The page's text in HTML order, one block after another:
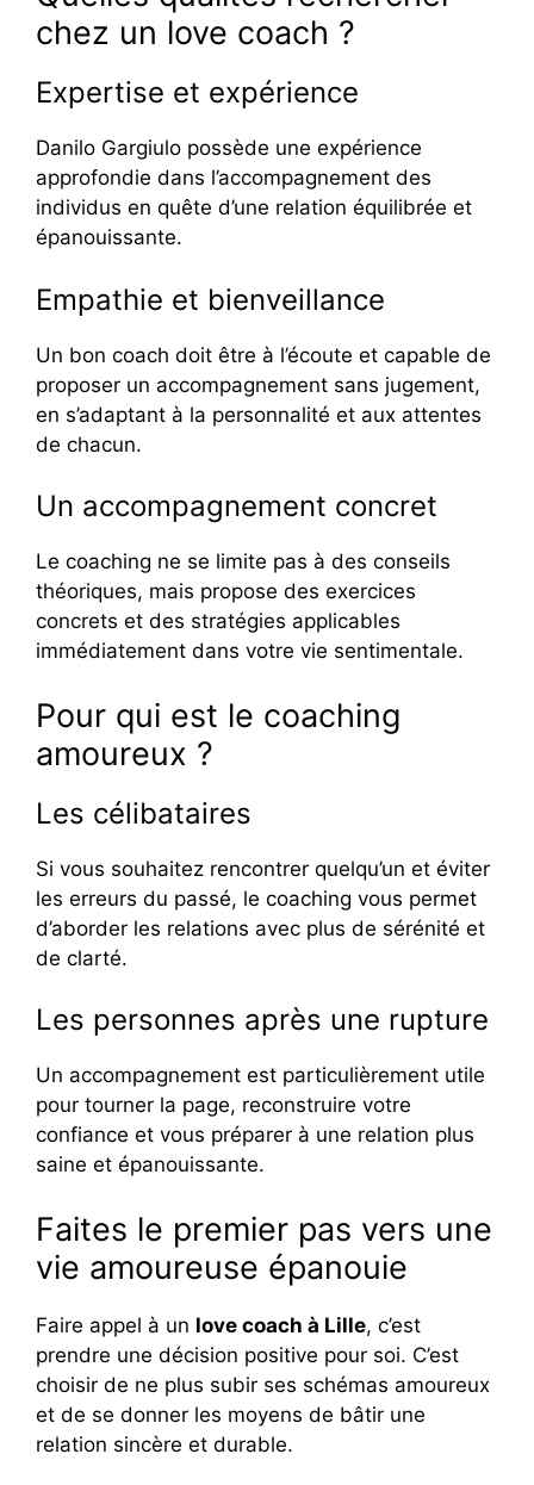
chez un love coach ?
Expertise et expérience
Danilo Gargiulo possède une expérience
approfondie dans l’accompagnement des
individus en quête d’une relation équilibrée et
épanouissante.
Empathie et bienveillance
Un bon coach doit être à l’écoute et capable de
proposer un accompagnement sans jugement,
en s’adaptant à la personnalité et aux attentes
de chacun.
Un accompagnement concret
Le coaching ne se limite pas à des conseils
théoriques, mais propose des exercices
concrets et des stratégies applicables
immédiatement dans votre vie sentimentale.
Pour qui est le coaching
amoureux ?
Les célibataires
Si vous souhaitez rencontrer quelqu’un et éviter
les erreurs du passé, le coaching vous permet
d’aborder les relations avec plus de sérénité et
de clarté.
Les personnes après une rupture
Un accompagnement est particulièrement utile
pour tourner la page, reconstruire votre
confiance et vous préparer à une relation plus
saine et épanouissante.
Faites le premier pas vers une
vie amoureuse épanouie
Faire appel à un love coach à Lille, c’est
prendre une décision positive pour soi. C’est
choisir de ne plus subir ses schémas amoureux
et de se donner les moyens de bâtir une
relation sincère et durable.